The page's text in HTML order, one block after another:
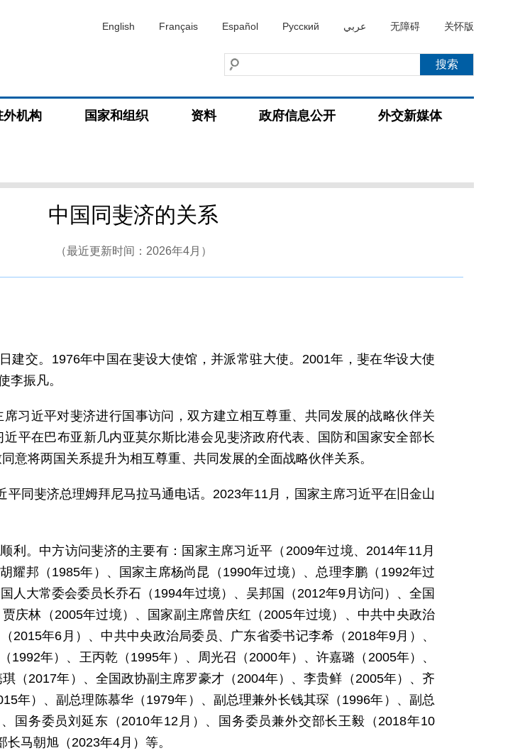
English Français Español Русский عربي 无障碍 关怀版
外机构 国家和组织 资料 政府信息公开 外交新媒体
中国同斐济的关系
（最近更新时间：2026年4月）
建交。1976年中国在斐设大使馆，并派常驻大使。2001年，斐在华设大使
李振凡。
习近平对斐济进行国事访问，双方建立相互尊重、共同发展的战略伙伴关
平在巴布亚新几内亚莫尔斯比港会见斐济政府代表、国防和国家安全部长
意将两国关系提升为相互尊重、共同发展的全面战略伙伴关系。
平同斐济总理姆拜尼马拉马通电话。2023年11月，国家主席习近平在旧金山
利。中方访问斐济的主要有：国家主席习近平（2009年过境、2014年11月
耀邦（1985年）、国家主席杨尚昆（1990年过境）、总理李鹏（1992年过
人大常委会委员长乔石（1994年过境）、吴邦国（2012年9月访问）、全国
庆林（2005年过境）、国家副主席曾庆红（2005年过境）、中共中央政治
2015年6月）、中共中央政治局委员、广东省委书记李希（2018年9月）、
1992年）、王丙乾（1995年）、周光召（2000年）、许嘉璐（2005年）、
（2017年）、全国政协副主席罗豪才（2004年）、李贵鲜（2005年）、齐
年）、副总理陈慕华（1979年）、副总理兼外长钱其琛（1996年）、副总
国务委员刘延东（2010年12月）、国务委员兼外交部长王毅（2018年10
马朝旭（2023年4月）等。